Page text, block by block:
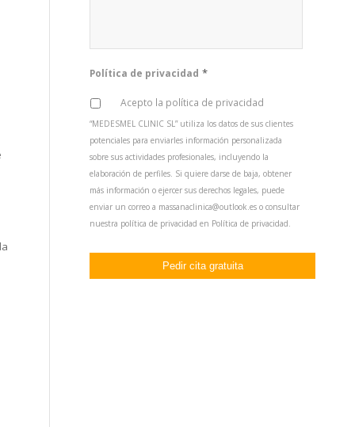
Política de privacidad *
Acepto la política de privacidad
“MEDESMEL CLINIC SL” utiliza los datos de sus clientes
potenciales para enviarles información personalizada
sobre sus actividades profesionales, incluyendo la
elaboración de perfiles. Si quiere darse de baja, obtener
más información o ejercer sus derechos legales, puede
enviar un correo a massanaclinica@outlook.es o consultar
nuestra política de privacidad en Política de privacidad